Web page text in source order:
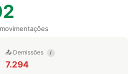
📤 Demissões i
7.294